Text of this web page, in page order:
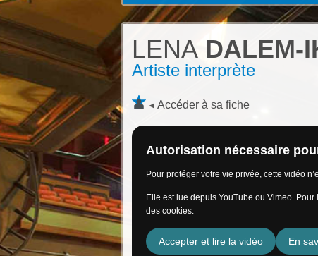
LENA DALEM-
Artiste interprète
Accéder à sa fiche
Autorisation nécessaire
Pour protéger votre vie privée, cette vidéo
Elle est lue depuis YouTube ou Vimeo.
des cookies.
Accepter et lire la vidéo En